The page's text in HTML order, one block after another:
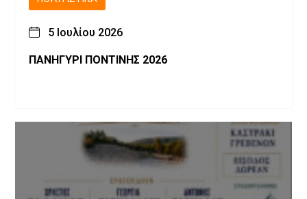
5 Ιουλίου 2026
ΠΑΝΗΓΥΡΙ ΠΟΝΤΙΝΗΣ 2026